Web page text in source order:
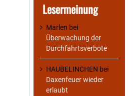
Lesermeinung
Marlen bei
Überwachung der
Durchfahrtsverbote
HAUBELINCHEN bei
Daxenfeuer wieder
erlaubt